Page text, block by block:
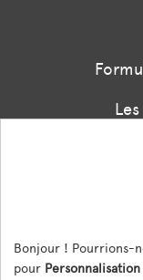
Bonjour ! Pourrions-
pour